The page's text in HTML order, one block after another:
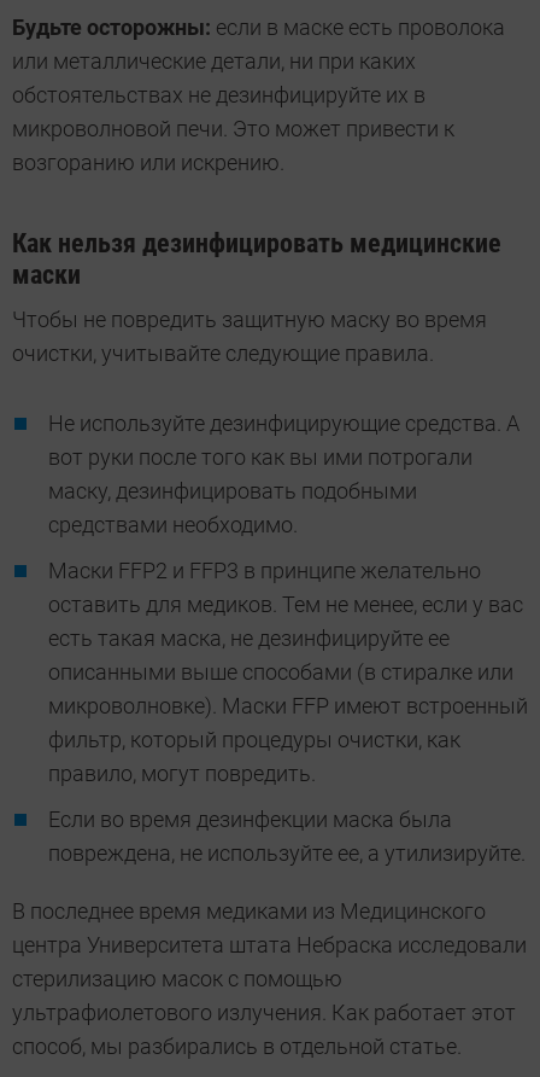
Будьте осторожны: если в маске есть проволока
или металлические детали, ни при каких
обстоятельствах не дезинфицируйте их в
микроволновой печи. Это может привести к
возгоранию или искрению.
Как нельзя дезинфицировать медицинские
маски
Чтобы не повредить защитную маску во время
очистки, учитывайте следующие правила.
Не используйте дезинфицирующие средства. А
вот руки после того как вы ими потрогали
маску, дезинфицировать подобными
средствами необходимо.
Маски FFP2 и FFP3 в принципе желательно
оставить для медиков. Тем не менее, если у вас
есть такая маска, не дезинфицируйте ее
описанными выше способами (в стиралке или
микроволновке). Маски FFP имеют встроенный
фильтр, который процедуры очистки, как
правило, могут повредить.
Если во время дезинфекции маска была
повреждена, не используйте ее, а утилизируйте.
В последнее время медиками из Медицинского
центра Университета штата Небраска исследовали
стерилизацию масок с помощью
ультрафиолетового излучения. Как работает этот
способ, мы разбирались в отдельной статье.